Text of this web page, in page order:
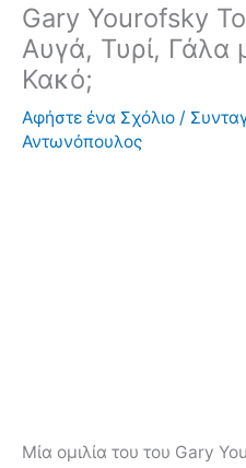
Gary Yourofsky
Αυγά, Τυρί, Γάλα
Κακό;
Αφήστε ένα Σχόλιο /
Αντωνόπουλος
Μία ομιλία του του Gary